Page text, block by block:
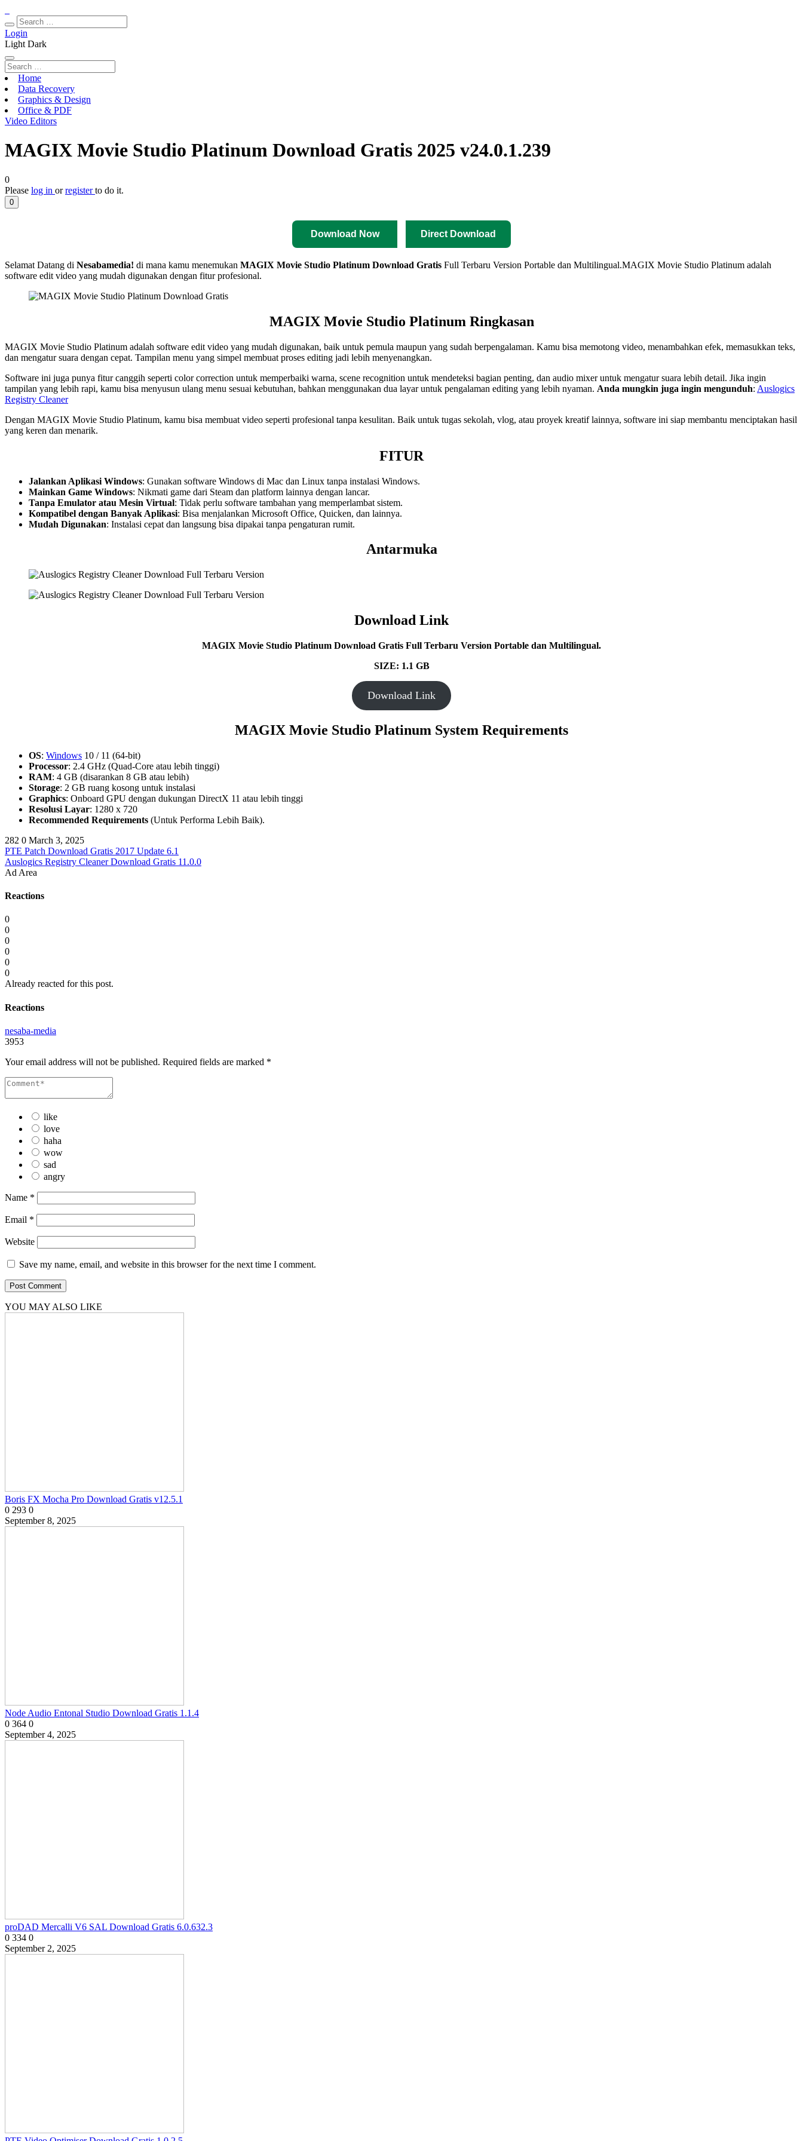
Login
Light Dark
Home
Data Recovery
Graphics & Design
Office & PDF
Video Editors
MAGIX Movie Studio Platinum Download Gratis 2025 v24.0.1.239
0
Please log in orregisterto do it.
0
Download Now Direct Download
Selamat Datang di Nesabamedia! di mana kamu menemukan MAGIX Movie Studio Platinum Download Gratis Full Terbaru Version Portable dan Multilingual.MAGIX Movie Studio Platinum adalah
software edit video yang mudah digunakan dengan fitur profesional.
MAGIX Movie Studio Platinum Ringkasan
MAGIX Movie Studio Platinum adalah software edit video yang mudah digunakan, baik untuk pemula maupun yang sudah berpengalaman. Kamu bisa memotong video, menambahkan efek, memasukkan teks,
dan mengatur suara dengan cepat. Tampilan menu yang simpel membuat proses editing jadi lebih menyenangkan.
Software ini juga punya fitur canggih seperti color correction untuk memperbaiki warna, scene recognition untuk mendeteksi bagian penting, dan audio mixer untuk mengatur suara lebih detail. Jika ingin
tampilan yang lebih rapi, kamu bisa menyusun ulang menu sesuai kebutuhan, bahkan menggunakan dua layar untuk pengalaman editing yang lebih nyaman. Anda mungkin juga ingin mengunduh: Auslogics
Registry Cleaner
Dengan MAGIX Movie Studio Platinum, kamu bisa membuat video seperti profesional tanpa kesulitan. Baik untuk tugas sekolah, vlog, atau proyek kreatif lainnya, software ini siap membantu menciptakan hasil
yang keren dan menarik.
FITUR
Jalankan Aplikasi Windows: Gunakan software Windows di Mac dan Linux tanpa instalasi Windows.
Mainkan Game Windows: Nikmati game dari Steam dan platform lainnya dengan lancar.
Tanpa Emulator atau Mesin Virtual: Tidak perlu software tambahan yang memperlambat sistem.
Kompatibel dengan Banyak Aplikasi: Bisa menjalankan Microsoft Office, Quicken, dan lainnya.
Mudah Digunakan: Instalasi cepat dan langsung bisa dipakai tanpa pengaturan rumit.
Antarmuka
Download Link
MAGIX Movie Studio Platinum Download Gratis Full Terbaru Version Portable dan Multilingual.
SIZE: 1.1 GB
Download Link
MAGIX Movie Studio Platinum System Requirements
OS: Windows 10 / 11 (64-bit)
Processor: 2.4 GHz (Quad-Core atau lebih tinggi)
RAM: 4 GB (disarankan 8 GB atau lebih)
Storage: 2 GB ruang kosong untuk instalasi
Graphics: Onboard GPU dengan dukungan DirectX 11 atau lebih tinggi
Resolusi Layar: 1280 x 720
Recommended Requirements (Untuk Performa Lebih Baik).
282 0 March 3, 2025
PTE Patch Download Gratis 2017 Update 6.1
Auslogics Registry Cleaner Download Gratis 11.0.0
Ad Area
Reactions
0
0
0
0
0
0
Already reacted for this post.
Reactions
nesaba-media
3953
Your email address will not be published. Required fields are marked *
like
love
haha
wow
sad
angry
Name *
Email *
Website
Save my name, email, and website in this browser for the next time I comment.
YOU MAY ALSO LIKE
Boris FX Mocha Pro Download Gratis v12.5.1
0 293 0
September 8, 2025
Node Audio Entonal Studio Download Gratis 1.1.4
0 364 0
September 4, 2025
proDAD Mercalli V6 SAL Download Gratis 6.0.632.3
0 334 0
September 2, 2025